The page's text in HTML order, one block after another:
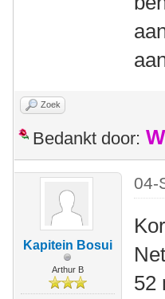
Zoek
Bedankt door:
Kapitein Bosui
Arthur B
04-
52